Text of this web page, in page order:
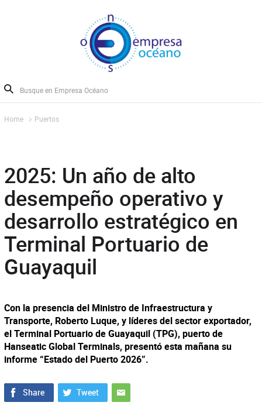
Home Puertos
2025: Un año de alto
desempeño operativo y
desarrollo estratégico en
Terminal Portuario de
Guayaquil
Con la presencia del Ministro de Infraestructura y
Transporte, Roberto Luque, y líderes del sector exportador,
el Terminal Portuario de Guayaquil (TPG), puerto de
Hanseatic Global Terminals, presentó esta mañana su
informe “Estado del Puerto 2026”.